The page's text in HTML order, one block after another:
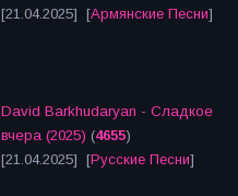
[21.04.2025] [Армянские Песни]
David Barkhudaryan - Сладкое
вчера (2025) (4655)
[21.04.2025] [Русские Песни]